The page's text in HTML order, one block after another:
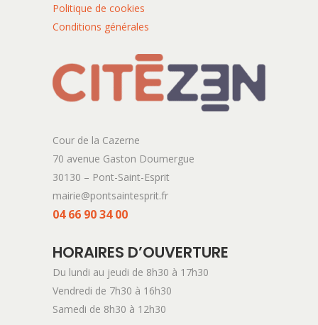
Politique de cookies
Conditions générales
Cour de la Cazerne
70 avenue Gaston Doumergue
30130 – Pont-Saint-Esprit
mairie@pontsaintesprit.fr
04 66 90 34 00
HORAIRES D’OUVERTURE
Du lundi au jeudi de 8h30 à 17h30
Vendredi de 7h30 à 16h30
Samedi de 8h30 à 12h30